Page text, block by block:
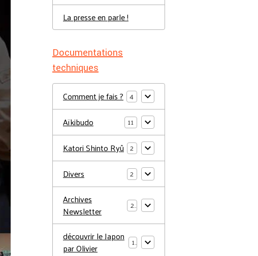
La presse en parle !
Documentations
techniques
Comment je fais ? 4
Aïkibudo 11
Katori Shinto Ryû 2
Divers 2
Archives
Newsletter
2
découvrir le Japon
par Olivier
1